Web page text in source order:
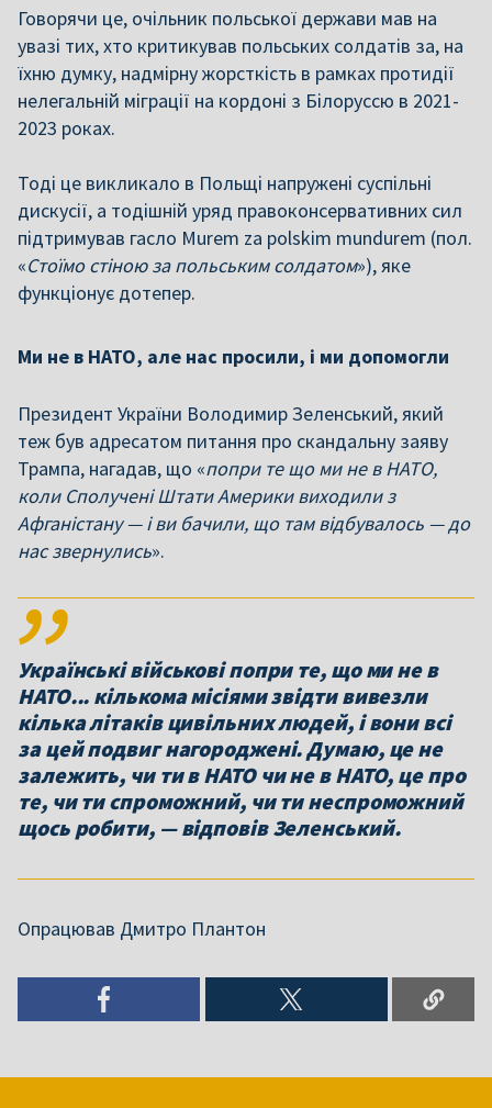
Говорячи це, очільник польської держави мав на
увазі тих, хто критикував польських солдатів за, на
їхню думку, надмірну жорсткість в рамках протидії
нелегальній міграції на кордоні з Білоруссю в 2021-
2023 роках.
Тоді це викликало в Польщі напружені суспільні
дискусії, а тодішній уряд правоконсервативних сил
підтримував гасло Murem za polskim mundurem (пол.
«Стоїмо стіною за польським солдатом»), яке
функціонує дотепер.
Ми не в НАТО, але нас просили, і ми допомогли
Президент України Володимир Зеленський, який
теж був адресатом питання про скандальну заяву
Трампа, нагадав, що «попри те що ми не в НАТО,
коли Сполучені Штати Америки виходили з
Афганістану — і ви бачили, що там відбувалось — до
нас звернулись».
Українські військові попри те, що ми не в
НАТО... кількома місіями звідти вивезли
кілька літаків цивільних людей, і вони всі
за цей подвиг нагороджені. Думаю, це не
залежить, чи ти в НАТО чи не в НАТО, це про
те, чи ти спроможний, чи ти неспроможний
щось робити, — відповів Зеленський.
Опрацював Дмитро Плантон